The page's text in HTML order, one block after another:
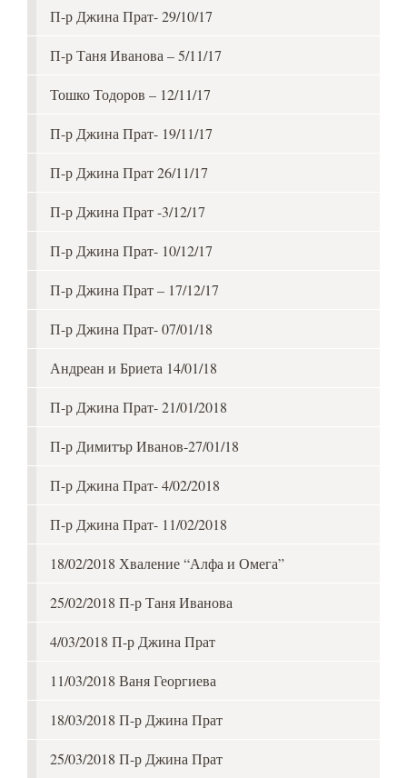
П-р Джина Прат- 29/10/17
П-р Таня Иванова – 5/11/17
Тошко Тодоров – 12/11/17
П-р Джина Прат- 19/11/17
П-р Джина Прат 26/11/17
П-р Джина Прат -3/12/17
П-р Джина Прат- 10/12/17
П-р Джина Прат – 17/12/17
П-р Джина Прат- 07/01/18
Андреан и Бриета 14/01/18
П-р Джина Прат- 21/01/2018
П-р Димитър Иванов-27/01/18
П-р Джина Прат- 4/02/2018
П-р Джина Прат- 11/02/2018
18/02/2018 Хваление “Алфа и Омега”
25/02/2018 П-р Таня Иванова
4/03/2018 П-р Джина Прат
11/03/2018 Ваня Георгиева
18/03/2018 П-р Джина Прат
25/03/2018 П-р Джина Прат